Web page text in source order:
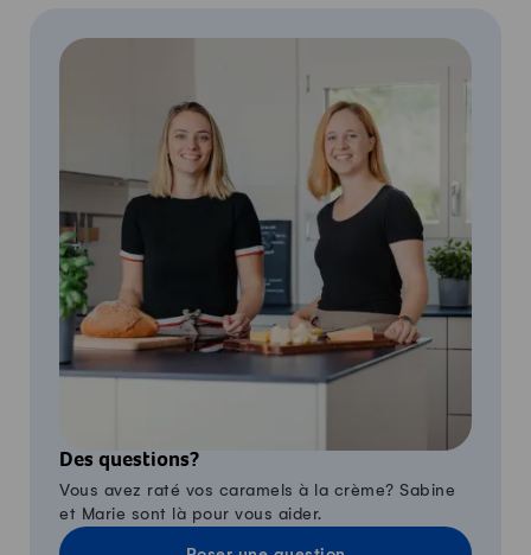
Des questions?
Vous avez raté vos caramels à la crème? Sabine
et Marie sont là pour vous aider.